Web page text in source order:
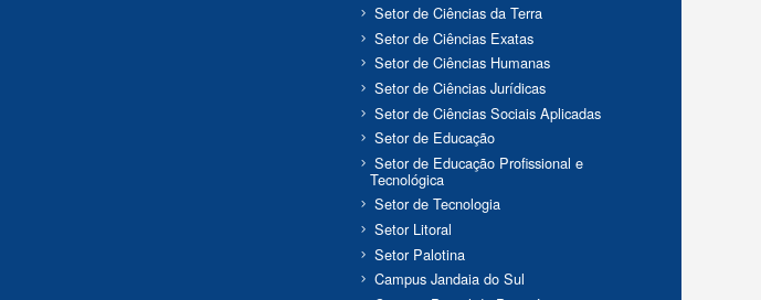
Setor de Ciências da Terra
Setor de Ciências Exatas
Setor de Ciências Humanas
Setor de Ciências Jurídicas
Setor de Ciências Sociais Aplicadas
Setor de Educação
Setor de Educação Profissional e
Tecnológica
Setor de Tecnologia
Setor Litoral
Setor Palotina
Campus Jandaia do Sul